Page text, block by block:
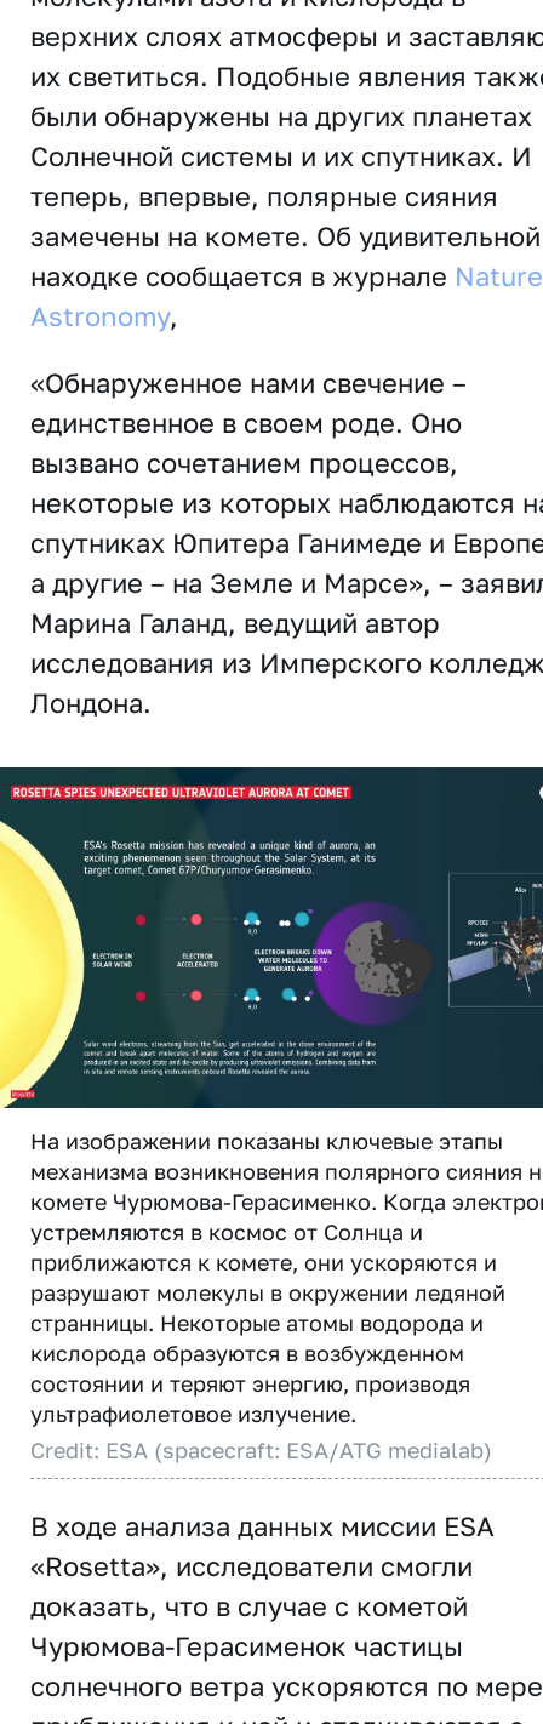
верхних слоях атмосферы и
их светиться. Подобные явления
были обнаружены на других планетах
Солнечной системы и ​​их спутниках. И
теперь, впервые, полярные сияния
замечены на комете. Об удивительной
находке сообщается в журнале Nature
Astronomy,
«Обнаруженное нами свечение –
единственное в своем роде. Оно
вызвано сочетанием процессов,
некоторые из которых наблюдаются
спутниках Юпитера Ганимеде и
а другие – на Земле и Марсе», –
Марина Галанд, ведущий автор
исследования из Имперского
Лондона.
На изображении показаны ключевые этапы
механизма возникновения полярного сияния
комете Чурюмова-Герасименко. Когда
устремляются в космос от Солнца и
приближаются к комете, они ускоряются и
разрушают молекулы в окружении ледяной
странницы. Некоторые атомы водорода и
кислорода образуются в возбужденном
состоянии и теряют энергию, производя
ультрафиолетовое излучение.
Credit: ESA (spacecraft: ESA/ATG medialab)
В ходе анализа данных миссии ESA
«Rosetta», исследователи смогли
доказать, что в случае с кометой
Чурюмова-Герасименок частицы
солнечного ветра ускоряются по мере